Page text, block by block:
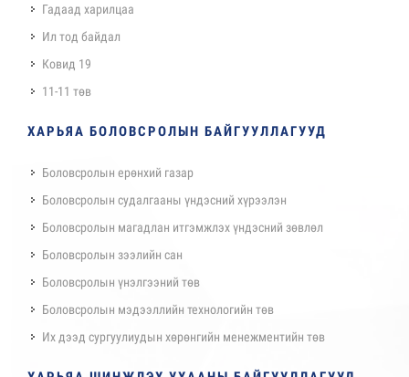
Гадаад харилцаа
Ил тод байдал
Ковид 19
11-11 төв
ХАРЬЯА БОЛОВСРОЛЫН БАЙГУУЛЛАГУУД
Боловсролын ерөнхий газар
Боловсролын судалгааны үндэсний хүрээлэн
Боловсролын магадлан итгэмжлэх үндэсний зөвлөл
Боловсролын зээлийн сан
Боловсролын үнэлгээний төв
Боловсролын мэдээллийн технологийн төв
Их дээд сургуулиудын хөрөнгийн менежментийн төв